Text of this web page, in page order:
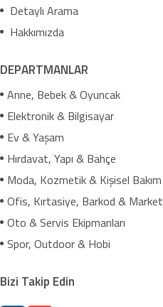
Detaylı Arama
Hakkımızda
DEPARTMANLAR
Anne, Bebek & Oyuncak
Elektronik & Bilgisayar
Ev & Yaşam
Hırdavat, Yapı & Bahçe
Moda, Kozmetik & Kişisel Bakım
Ofis, Kırtasiye, Barkod & Market
Oto & Servis Ekipmanları
Spor, Outdoor & Hobi
Bizi Takip Edin